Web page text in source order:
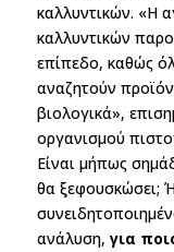
καλλυντικών. «Η
καλλυντικών
επίπεδο, καθώς
αναζητούν
βιολογικά»,
οργανισμού
Είναι μήπως
θα ξεφουσκώσει;
ανάλυση,για